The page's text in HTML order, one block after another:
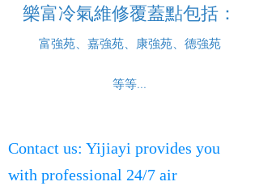
樂富冷氣維修覆蓋點包括：
富強苑、嘉強苑、康強苑、德強苑
等等...
Contact us: Yijiayi provides you
with professional 24/7 air